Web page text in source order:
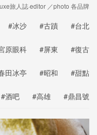
旅人誌·editor ／photo 各品牌
#冰沙 #古蹟 #台北
原眼科 #屏東 #復古
田冰亭 #昭和 #甜點
#酒吧 #高雄 #鼎昌號